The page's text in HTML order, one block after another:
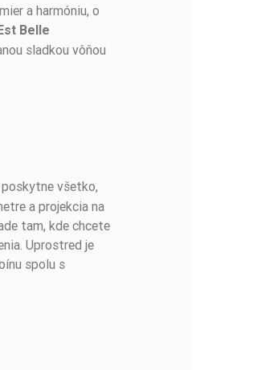
a harmóniu, o
Belle
sladkou vôňou
všetko,
a projekcia na
tam, kde chcete
Uprostred je
spolu s